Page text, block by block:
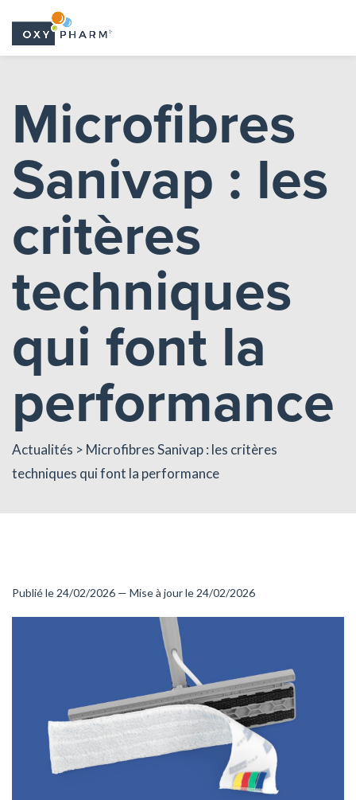
content
Microfibres
Sanivap : les
critères
techniques
qui font la
performance
Actualités > Microfibres Sanivap : les critères
techniques qui font la performance
Publié le 24/02/2026 — Mise à jour le 24/02/2026